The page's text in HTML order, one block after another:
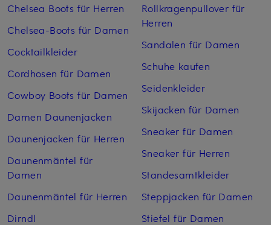
Chelsea Boots für Herren
Chelsea-Boots für Damen
Cocktailkleider
Cordhosen für Damen
Cowboy Boots für Damen
Damen Daunenjacken
Daunenjacken für Herren
Daunenmäntel für
Damen
Daunenmäntel für Herren
Dirndl
Rollkragenpullover für
Herren
Sandalen für Damen
Schuhe kaufen
Seidenkleider
Skijacken für Damen
Sneaker für Damen
Sneaker für Herren
Standesamtkleider
Steppjacken für Damen
Stiefel für Damen